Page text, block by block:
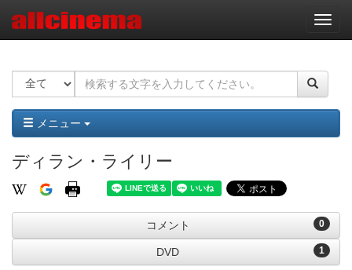
ナ
ビ
ー
ョ
ン
メニュー
ディラン・ライリー
0
コメント
1
DVD